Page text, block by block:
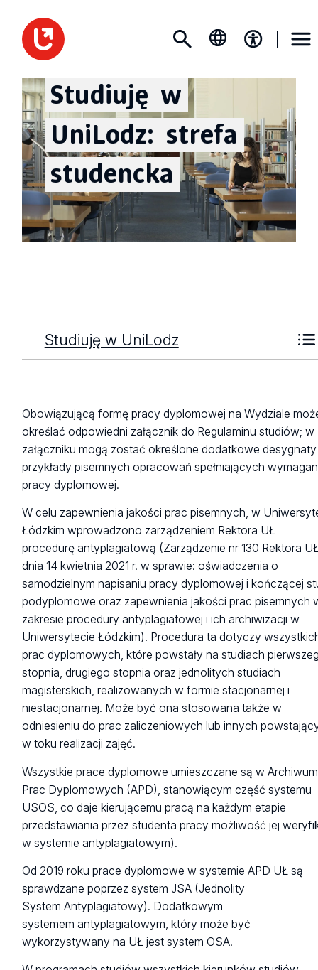
Studiuję w
UniLodz: strefa
studencka
Studiuję w UniLodz
Obowiązującą formę pracy dyplomowej na Wydziale
określać odpowiedni załącznik do Regulaminu studiów; w
załączniku mogą zostać określone dodatkowe
przykłady pisemnych opracowań spełniających
pracy dyplomowej.
W celu zapewnienia jakości prac pisemnych, w
Łódzkim wprowadzono zarządzeniem Rektora UŁ
procedurę antyplagiatową (Zarządzenie nr 130 Rektora
dnia 14 kwietnia 2021 r. w sprawie: oświadczenia o
samodzielnym napisaniu pracy dyplomowej i kończącej
podyplomowe oraz zapewnienia jakości prac pisemnych
zakresie procedury antyplagiatowej i ich archiwizacji w
Uniwersytecie Łódzkim). Procedura ta dotyczy
prac dyplomowych, które powstały na studiach
stopnia, drugiego stopnia oraz jednolitych studiach
magisterskich, realizowanych w formie stacjonarnej i
niestacjonarnej. Może być ona stosowana także w
odniesieniu do prac zaliczeniowych lub innych
w toku realizacji zajęć.
Wszystkie prace dyplomowe umieszczane są w Archiwum
Prac Dyplomowych (APD), stanowiącym część systemu
USOS, co daje kierującemu pracą na każdym etapie
przedstawiania przez studenta pracy możliwość jej
w systemie antyplagiatowym).
Od 2019 roku prace dyplomowe w systemie APD UŁ są
sprawdzane poprzez system JSA (Jednolity
System Antyplagiatowy). Dodatkowym
systemem antyplagiatowym, który może być
wykorzystywany na UŁ jest system OSA.